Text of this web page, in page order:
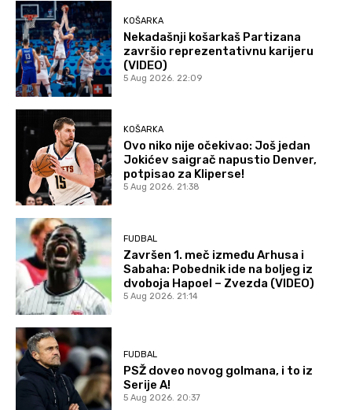
KOŠARKA
Nekadašnji košarkaš Partizana
završio reprezentativnu karijeru
(VIDEO)
5 Aug 2026. 22:09
KOŠARKA
Ovo niko nije očekivao: Još jedan
Jokićev saigrač napustio Denver,
potpisao za Kliperse!
5 Aug 2026. 21:38
FUDBAL
Završen 1. meč između Arhusa i
Sabaha: Pobednik ide na boljeg iz
dvoboja Hapoel – Zvezda (VIDEO)
5 Aug 2026. 21:14
FUDBAL
PSŽ doveo novog golmana, i to iz
Serije A!
5 Aug 2026. 20:37